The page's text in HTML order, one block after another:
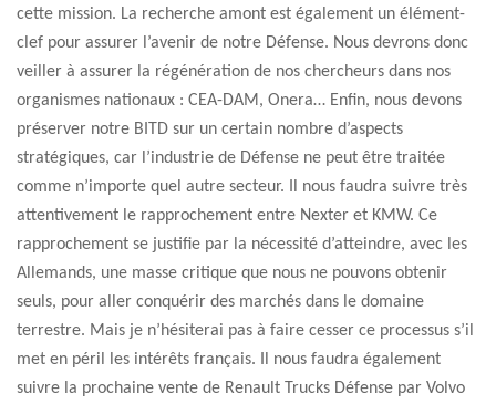
cette mission. La recherche amont est également un élément-
clef pour assurer l’avenir de notre Défense. Nous devrons donc
veiller à assurer la régénération de nos chercheurs dans nos
organismes nationaux : CEA-DAM, Onera… Enfin, nous devons
préserver notre BITD sur un certain nombre d’aspects
stratégiques, car l’industrie de Défense ne peut être traitée
comme n’importe quel autre secteur. Il nous faudra suivre très
attentivement le rapprochement entre Nexter et KMW. Ce
rapprochement se justifie par la nécessité d’atteindre, avec les
Allemands, une masse critique que nous ne pouvons obtenir
seuls, pour aller conquérir des marchés dans le domaine
terrestre. Mais je n’hésiterai pas à faire cesser ce processus s’il
met en péril les intérêts français. Il nous faudra également
suivre la prochaine vente de Renault Trucks Défense par Volvo